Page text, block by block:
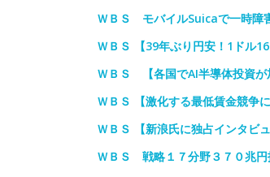
ＷＢＳ モバイルSuicaで一時障
ＷＢＳ 【39年ぶり円安！1ドル
ＷＢＳ 【各国でAI半導体投資が
ＷＢＳ 【激化する最低賃金競争
ＷＢＳ 【新浪氏に独占インタビ
ＷＢＳ 戦略１７分野３７０兆